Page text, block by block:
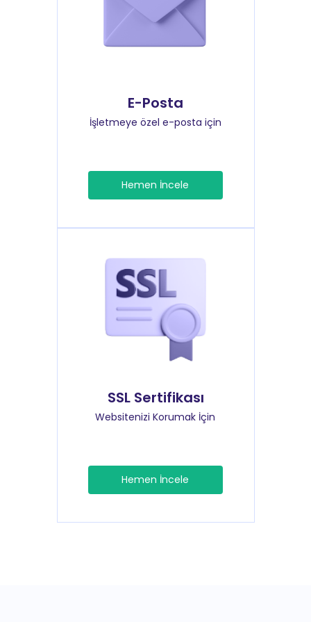
E-Posta
İşletmeye özel e-posta için
Hemen İncele
SSL Sertifikası
Websitenizi Korumak İçin
Hemen İncele